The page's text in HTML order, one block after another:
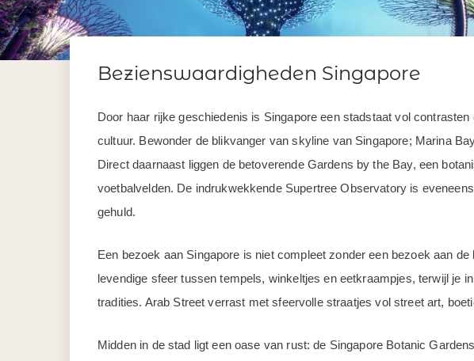
Bezienswaardigheden Singapore
Door haar rijke geschiedenis is Singapore een stadstaat vol
cultuur. Bewonder de blikvanger van skyline van Singapore; Marina
Direct daarnaast liggen de betoverende Gardens by the Bay, een
voetbalvelden. De indrukwekkende Supertree Observatory is
gehuld.
Een bezoek aan Singapore is niet compleet zonder een bezoek aan
levendige sfeer tussen tempels, winkeltjes en eetkraampjes, terwijl je
tradities. Arab Street verrast met sfeervolle straatjes vol street art,
Midden in de stad ligt een oase van rust: de Singapore Botanic